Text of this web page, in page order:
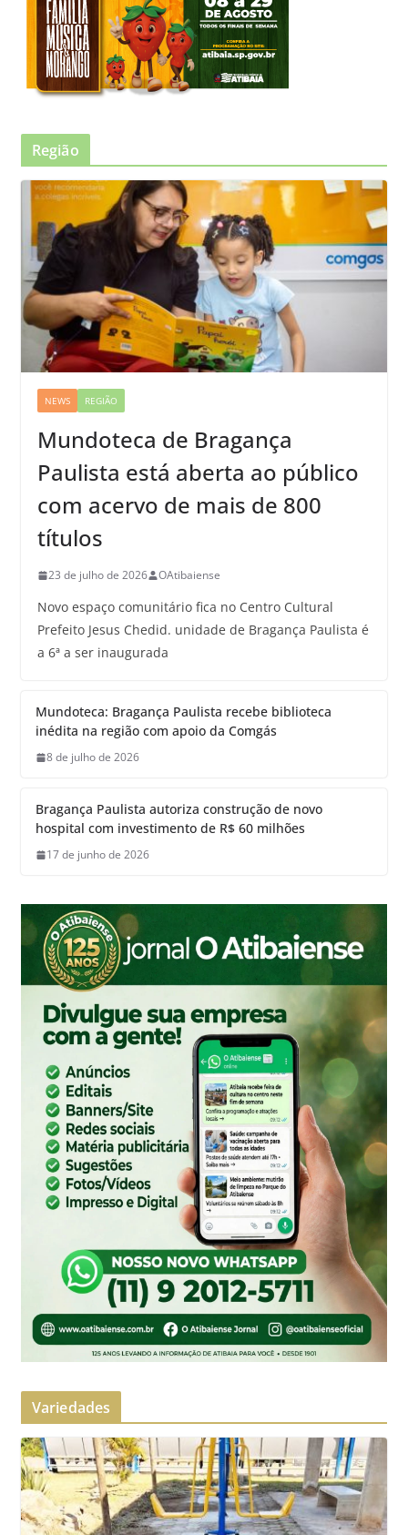
Região
NEWS REGIÃO
Mundoteca de Bragança
Paulista está aberta ao público
com acervo de mais de 800
títulos
23 de julho de 2026 OAtibaiense
Novo espaço comunitário fica no Centro Cultural
Prefeito Jesus Chedid. unidade de Bragança Paulista é
a 6ª a ser inaugurada
Mundoteca: Bragança Paulista recebe biblioteca
inédita na região com apoio da Comgás
8 de julho de 2026
Bragança Paulista autoriza construção de novo
hospital com investimento de R$ 60 milhões
17 de junho de 2026
Variedades